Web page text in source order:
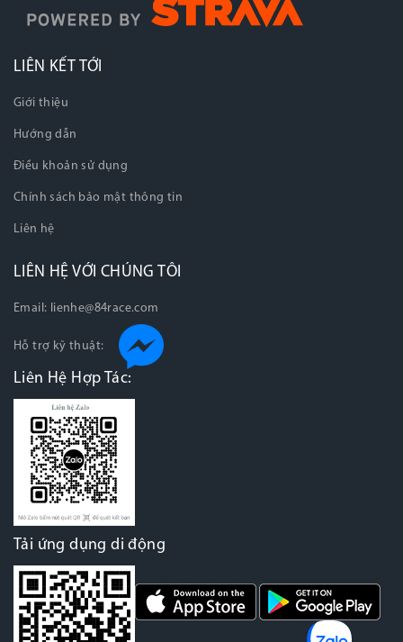
LIÊN KẾT TỚI
Giới thiệu
Hướng dẫn
Điều khoản sử dụng
Chính sách bảo mật thông tin
Liên hệ
LIÊN HỆ VỚI CHÚNG TÔI
Email: lienhe@84race.com
Hỗ trợ kỹ thuật:
Liên Hệ Hợp Tác:
Tải ứng dụng di động